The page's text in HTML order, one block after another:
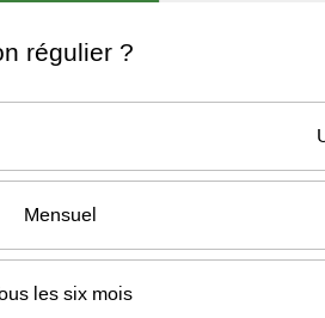
régulier ?
Mensuel
les six mois